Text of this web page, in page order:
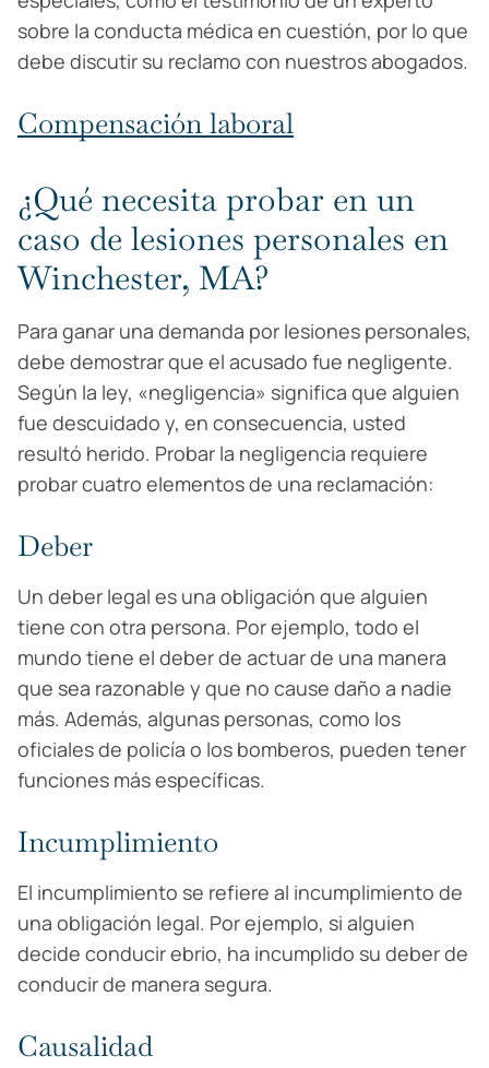
sobre la conducta médica en cuestión, por lo que
debe discutir su reclamo con nuestros abogados.
Compensación laboral
¿Qué necesita probar en un
caso de lesiones personales en
Winchester, MA?
Para ganar una demanda por lesiones personales,
debe demostrar que el acusado fue negligente.
Según la ley, «negligencia» significa que alguien
fue descuidado y, en consecuencia, usted
resultó herido. Probar la negligencia requiere
probar cuatro elementos de una reclamación:
Deber
Un deber legal es una obligación que alguien
tiene con otra persona. Por ejemplo, todo el
mundo tiene el deber de actuar de una manera
que sea razonable y que no cause daño a nadie
más. Además, algunas personas, como los
oficiales de policía o los bomberos, pueden tener
funciones más específicas.
Incumplimiento
El incumplimiento se refiere al incumplimiento de
una obligación legal. Por ejemplo, si alguien
decide conducir ebrio, ha incumplido su deber de
conducir de manera segura.
Causalidad